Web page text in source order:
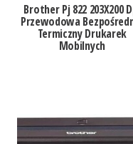
Brother Pj 822 203X200
Przewodowa
Termiczny Drukarek
Mobilnych